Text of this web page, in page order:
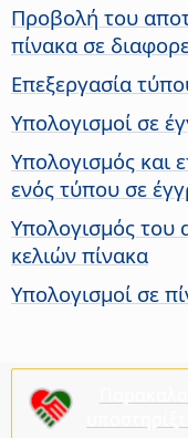
Προβολή του
πίνακα σε
Επεξεργασία
Υπολογισμοί σε
Υπολογισμός και
ενός τύπου σε
Υπολογισμός του
κελιών πίνακα
Υπολογισμοί σε